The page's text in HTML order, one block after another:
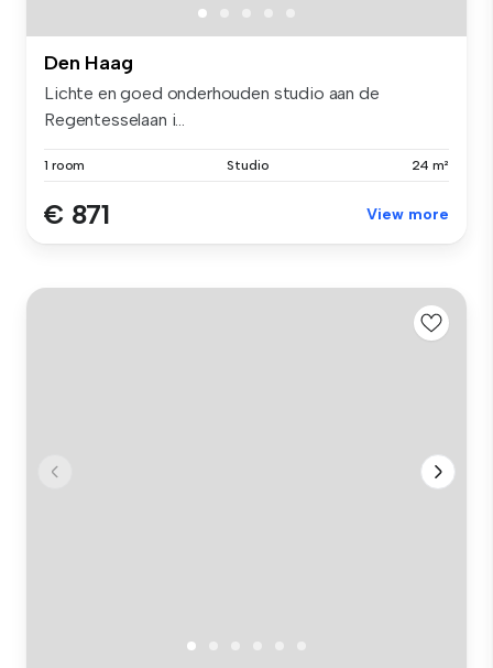
Den Haag
Lichte en goed onderhouden studio aan de
Regentesselaan i...
1 room Studio 24 m²
€ 871 View more